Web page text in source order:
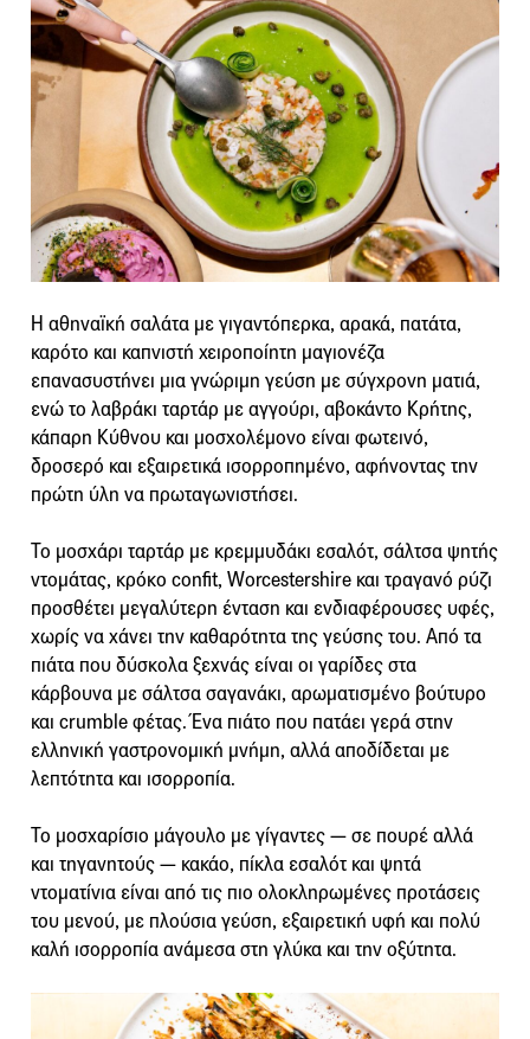
Η αθηναϊκή σαλάτα με γιγαντόπερκα, αρακά, πατάτα,
καρότο και καπνιστή χειροποίητη μαγιονέζα
επανασυστήνει μια γνώριμη γεύση με σύγχρονη ματιά,
ενώ το λαβράκι ταρτάρ με αγγούρι, αβοκάντο Κρήτης,
κάπαρη Κύθνου και μοσχολέμονο είναι φωτεινό,
δροσερό και εξαιρετικά ισορροπημένο, αφήνοντας την
πρώτη ύλη να πρωταγωνιστήσει.
Το μοσχάρι ταρτάρ με κρεμμυδάκι εσαλότ, σάλτσα ψητής
ντομάτας, κρόκο confit, Worcestershire και τραγανό ρύζι
προσθέτει μεγαλύτερη ένταση και ενδιαφέρουσες υφές,
χωρίς να χάνει την καθαρότητα της γεύσης του. Από τα
πιάτα που δύσκολα ξεχνάς είναι οι γαρίδες στα
κάρβουνα με σάλτσα σαγανάκι, αρωματισμένο βούτυρο
και crumble φέτας. Ένα πιάτο που πατάει γερά στην
ελληνική γαστρονομική μνήμη, αλλά αποδίδεται με
λεπτότητα και ισορροπία.
Το μοσχαρίσιο μάγουλο με γίγαντες — σε πουρέ αλλά
και τηγανητούς — κακάο, πίκλα εσαλότ και ψητά
ντοματίνια είναι από τις πιο ολοκληρωμένες προτάσεις
του μενού, με πλούσια γεύση, εξαιρετική υφή και πολύ
καλή ισορροπία ανάμεσα στη γλύκα και την οξύτητα.